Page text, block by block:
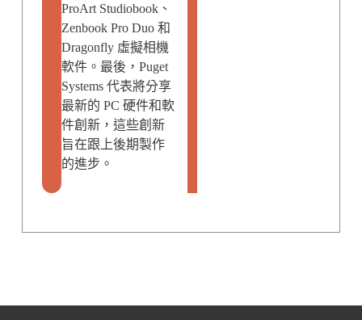
ProArt Studiobook、
Zenbook Pro Duo 和
Dragonfly 虛擬相機
軟件。最後，Puget
Systems 代表將分享
最新的 PC 硬件和軟
件創新，這些創新
旨在跟上後期製作
的進步。